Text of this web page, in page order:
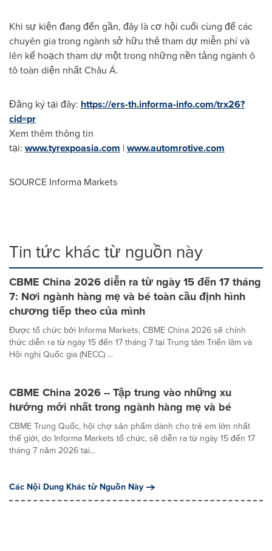
Khi sự kiện đang đến gần, đây là cơ hội cuối cùng để các
chuyên gia trong ngành sở hữu thẻ tham dự miễn phí và
lên kế hoạch tham dự một trong những nền tảng ngành ô
tô toàn diện nhất Châu Á.
Đăng ký tại đây: https://ers-th.informa-info.com/trx26?
cid=pr
Xem thêm thông tin
tại: www.tyrexpoasia.com |www.automrotive.com
SOURCE Informa Markets
Tin tức khác từ nguồn này
CBME China 2026 diễn ra từ ngày 15 đến 17 tháng
7: Nơi ngành hàng mẹ và bé toàn cầu định hình
chương tiếp theo của mình
Được tổ chức bởi Informa Markets, CBME China 2026 sẽ chính
thức diễn ra từ ngày 15 đến 17 tháng 7 tại Trung tâm Triển lãm và
Hội nghị Quốc gia (NECC) ...
CBME China 2026 -- Tập trung vào những xu
hướng mới nhất trong ngành hàng mẹ và bé
CBME Trung Quốc, hội chợ sản phẩm dành cho trẻ em lớn nhất
thế giới, do Informa Markets tổ chức, sẽ diễn ra từ ngày 15 đến 17
tháng 7 năm 2026 tại...
Các Nội Dung Khác từ Nguồn Này